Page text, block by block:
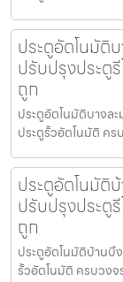
ประตูอัตโนมัติ
ปรับปรุงประตู
ถูก
ประตูอัตโนมัติบางล
ประตูรั้วอัตโนมัติ ค
ประตูอัตโนมัติ
ปรับปรุงประตู
ถูก
ประตูอัตโนมัติบ้านบึ
รั้วอัตโนมัติ ครบวง